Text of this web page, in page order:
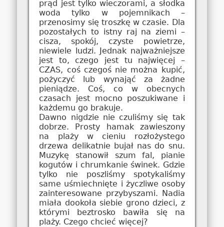
prąd jest tylko wieczorami, a słodka
woda tylko w pojemnikach –
przenosimy się troszkę w czasie. Dla
pozostałych to istny raj na ziemi –
cisza, spokój, czyste powietrze,
niewiele ludzi. Jednak najważniejsze
jest to, czego jest tu najwięcej –
CZAS, coś czegoś nie można kupić,
pożyczyć lub wynająć za żadne
pieniądze. Coś, co w obecnych
czasach jest mocno poszukiwane i
każdemu go brakuje.
Dawno nigdzie nie czuliśmy się tak
dobrze. Prosty hamak zawieszony
na plaży w cieniu rozłożystego
drzewa delikatnie bujał nas do snu.
Muzykę stanowił szum fal, pianie
kogutów i chrumkanie świnek. Gdzie
tylko nie poszliśmy spotykaliśmy
same uśmiechnięte i życzliwe osoby
zainteresowane przybyszami. Nadia
miała dookoła siebie grono dzieci, z
którymi beztrosko bawiła się na
plaży. Czego chcieć więcej?